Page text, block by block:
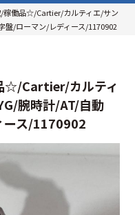
稼働品☆/Cartier/カルティエ/サン
盤/ローマン/レディース/1170902
☆/Cartier/カルティ
腕時計/AT/自動
ース/1170902